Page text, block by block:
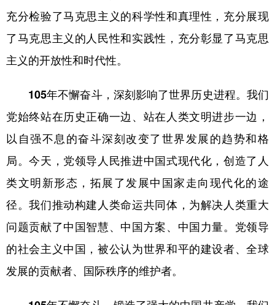
充分检验了马克思主义的科学性和真理性，充分展现
了马克思主义的人民性和实践性，充分彰显了马克思
主义的开放性和时代性。
105年不懈奋斗，深刻影响了世界历史进程。 我们
党始终站在历史正确一边、站在人类文明进步一边，
以自强不息的奋斗深刻改变了世界发展的趋势和格
局。今天，党领导人民推进中国式现代化，创造了人
类文明新形态，拓展了发展中国家走向现代化的途
径。我们推动构建人类命运共同体，为解决人类重大
问题贡献了中国智慧、中国方案、中国力量。党领导
的社会主义中国，被公认为世界和平的建设者、全球
发展的贡献者、国际秩序的维护者。